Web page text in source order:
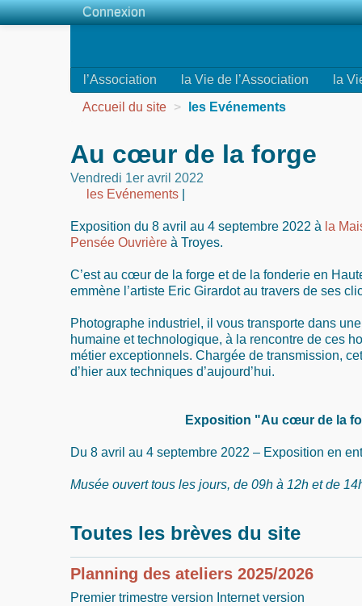
l’Association la Vie de l’Association
la
Accueil du site > les Evénements
Au cœur de la forge
Vendredi 1er avril 2022
les Evénements
Exposition du 8 avril au 4 septembre 2022 à la
Pensée Ouvrière à Troyes.
C’est au cœur de la forge et de la fonderie en
emmène l’artiste Eric Girardot au travers de ses
Photographe industriel, il vous transporte dans
humaine et technologique, à la rencontre de ces
métier exceptionnels. Chargée de transmission,
d’hier aux techniques d’aujourd’hui.
Exposition "Au cœur de la
Du 8 avril au 4 septembre 2022 – Exposition en
Musée ouvert tous les jours, de 09h à 12h et de
Toutes les brèves du site
Planning des ateliers 2025/2026
Premier trimestre version Internet version
Connexion